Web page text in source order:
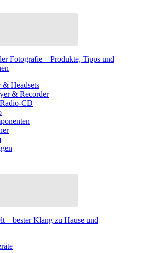
Fotografie – Produkte, Tipps und
Headsets
& Recorder
CD
– bester Klang zu Hause und